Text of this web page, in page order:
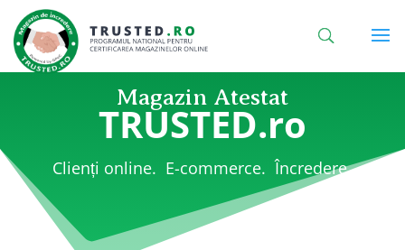
Magazin Atestat
TRUSTED.ro
Clienți online. E-commerce. Încredere.